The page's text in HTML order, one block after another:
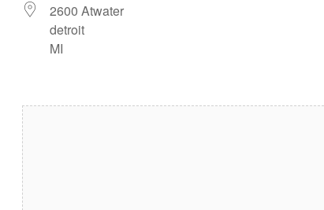
2600 Atwater
detroit
MI